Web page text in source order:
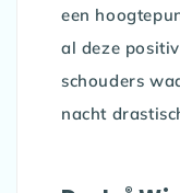
een
al deze
schouders
nacht